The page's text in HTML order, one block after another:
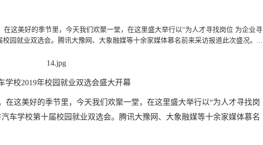
这美好的季节里，今天我们欢聚一堂，在这里盛大举行以“为人才寻找岗位 为企业寻
园就业双选会。腾讯大豫网、大象融媒等十余家媒体慕名前来采访报道此次盛况。...
学校2019年校园就业双选会盛大开幕
在这美好的季节里，今天我们欢聚一堂，在这里盛大举行以“为人才寻找岗
车学校第十届校园就业双选会。腾讯大豫网、大象融媒等十余家媒体慕名